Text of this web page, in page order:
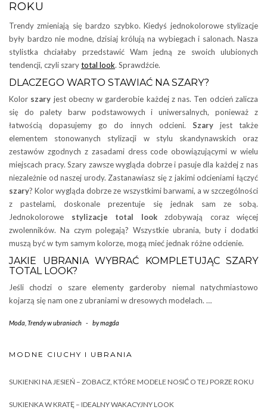
ROKU
Trendy zmieniają się bardzo szybko. Kiedyś jednokolorowe stylizacje
były bardzo nie modne, dzisiaj królują na wybiegach i salonach. Nasza
stylistka chciałaby przedstawić Wam jedną ze swoich ulubionych
tendencji, czyli szarytotal look. Sprawdźcie.
DLACZEGO WARTO STAWIAĆ NA SZARY?
Kolor szary jest obecny w garderobie każdej z nas. Ten odcień zalicza
się do palety barw podstawowych i uniwersalnych, ponieważ z
łatwością dopasujemy go do innych odcieni. Szaryjest także
elementem stonowanych stylizacji w stylu skandynawskich oraz
zestawów zgodnych z zasadami dress code obowiązującymi w wielu
miejscach pracy. Szary zawsze wygląda dobrze i pasuje dla każdej z nas
niezależnie od naszej urody. Zastanawiasz się z jakimi odcieniami łączyć
szary? Kolor wygląda dobrze ze wszystkimi barwami, a w szczególności
z pastelami, doskonale prezentuje się jednak sam ze sobą.
Jednokolorowe stylizacje total lookzdobywają coraz więcej
zwolenników. Na czym polegają? Wszystkie ubrania, buty i dodatki
muszą być w tym samym kolorze, mogą mieć jednak różne odcienie.
JAKIE UBRANIA WYBRAĆ KOMPLETUJĄC SZARY
TOTAL LOOK?
Jeśli chodzi o szare elementy garderoby niemal natychmiastowo
kojarzą się nam one z ubraniami w dresowych modelach. …
Moda Trendy w ubraniach - bymagda
MODNE CIUCHY I UBRANIA
SUKIENKI NA JESIEŃ – ZOBACZ, KTÓRE MODELE NOSIĆ O TEJ PORZE ROKU
SUKIENKA W KRATĘ – IDEALNY WAKACYJNY LOOK